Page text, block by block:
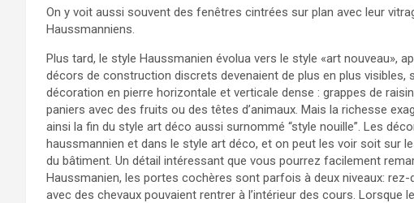
On y voit aussi souvent des fenêtres cintrées sur plan avec leur
Haussmanniens.
Plus tard, le style Haussmanien évolua vers le style «art nouveau»,
décors de construction discrets devenaient de plus en plus
décoration en pierre horizontale et verticale dense : grappes de
paniers avec des fruits ou des têtes d’animaux. Mais la richesse
ainsi la fin du style art déco aussi surnommé “style nouille”. Les
haussmannien et dans le style art déco, et on peut les voir soit sur
du bâtiment. Un détail intéressant que vous pourrez facilement
Haussmanien, les portes cochères sont parfois à deux niveaux:
avec des chevaux pouvaient rentrer à l’intérieur des cours.